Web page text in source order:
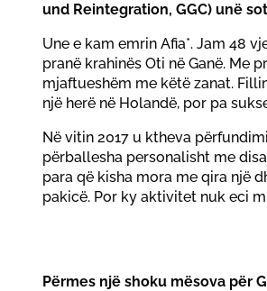
und Reintegration, GGC) unë
Une e kam emrin Afia*. Jam 48
pranë krahinës Oti në Ganë. Me
mjaftueshëm me këtë zanat.
një herë në Holandë, por pa
Në vitin 2017 u ktheva
përballesha personalisht me
para që kisha mora me qira një
pakicë. Por ky aktivitet nuk eci
Përmes një shoku mësova për